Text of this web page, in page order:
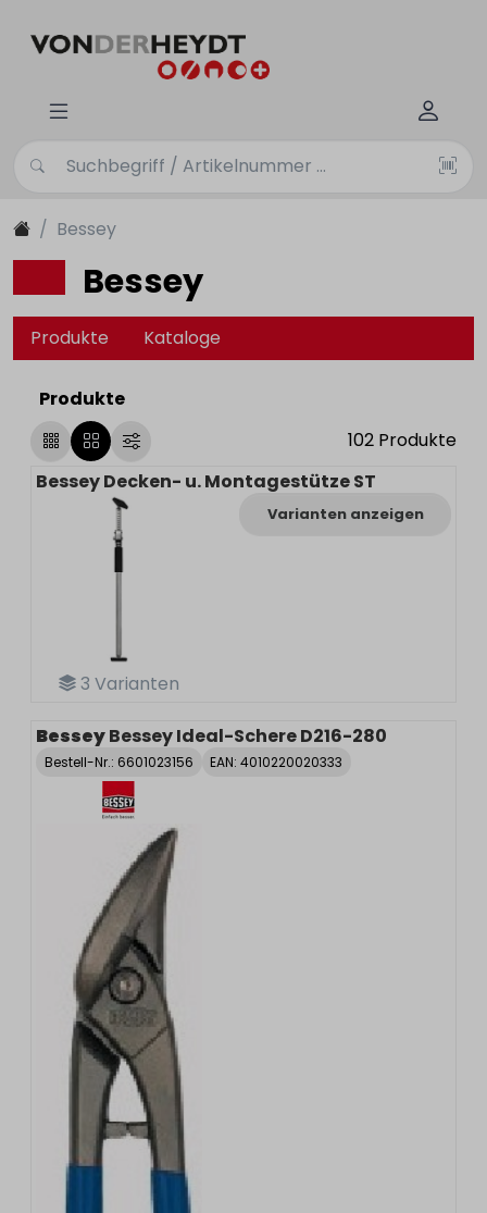
Bessey
Bessey
Produkte Kataloge
Produkte
102 Produkte
3 Varianten
Bessey Decken- u. Montagestütze ST
Varianten anzeigen
BesseyBessey Ideal-Schere D216-280
Bestell-Nr.: 6601023156 EAN: 4010220020333